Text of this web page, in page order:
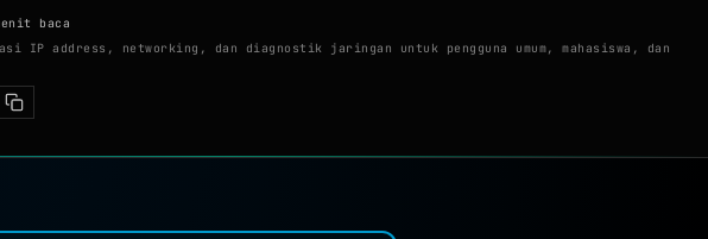
baca
address, networking, dan diagnostik jaringan untuk pengguna umum, mahasiswa, dan